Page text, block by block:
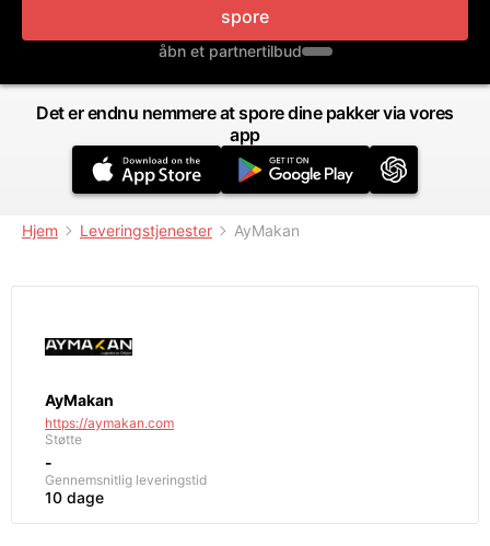
spore
åbn et partnertilbud
Det er endnu nemmere at spore dine pakker via vores
app
Hjem Leveringstjenester AyMakan
AyMakan
https://aymakan.com
Støtte
-
Gennemsnitlig leveringstid
10 dage